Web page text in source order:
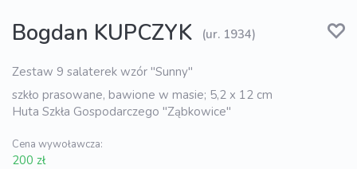
Bogdan KUPCZYK (ur. 1934)
Zestaw 9 salaterek wzór "Sunny"
szkło prasowane, bawione w masie; 5,2 x 12 cm
Huta Szkła Gospodarczego "Ząbkowice"
Cena wywoławcza:
200 zł